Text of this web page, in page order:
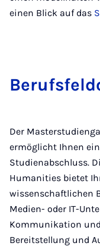
einen Blick auf das
Der
ermöglicht Ihnen
Studienabschluss.
Humanities bietet
wissenschaftlichen
Medien- oder IT-
Kommunikation
Bereitstellung und